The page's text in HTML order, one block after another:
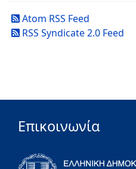
Atom RSS Feed
RSS Syndicate 2.0 Feed
Επικοινωνία